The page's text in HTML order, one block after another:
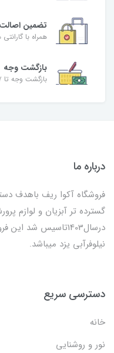
تضمین اصالت
همراه با گارانتی
بازگشت وجه
بازگشت وجه تا ۷ روز
درباره ما
فروشگاه آکوا ریف باهدف
گسترده تر آبزیان و لوازم
درسال1403تاسیس شد
نیلوفرآبی یزد میباشد.
دسترسی سریع
خانه
نور و روشنایی